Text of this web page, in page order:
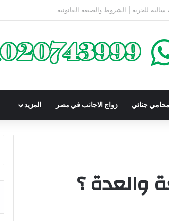
| أهم البنود التي تحمي المشتري في القانون المصري
محامي جنائي زواج الاجانب في مصر المزيد
والعدة ؟